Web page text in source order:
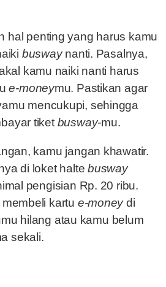
hal penting yang harus kamu
buswaynanti. Pasalnya,
kamu naiki nanti harus
e-moneymu. Pastikan agar
mencukupi, sehingga
tiket busway-mu.
kamu jangan khawatir.
di loket haltebusway
pengisian Rp. 20 ribu.
kartu e-moneydi
hilang atau kamu belum
sekali.